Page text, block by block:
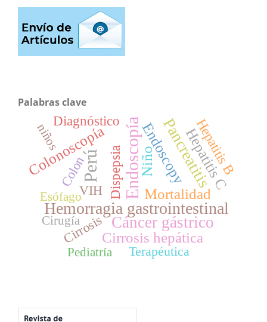
Palabras clave
Perú Endoscopía
Hemorragia gastrointestinal
Pancreatitis
Cáncer gástrico
Colonoscopía
Cirrosis hepática
Mortalidad
Endoscopy
Niño Hepatitis C
Diagnóstico
Dispepsia Hepatitis B
Cirrosis
Colon
VIH
Terapéutica
Pediatría
Esófago
niños
Cirugía